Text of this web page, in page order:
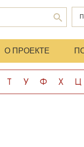
О ПРОЕКТЕ
Т У Ф Х Ц